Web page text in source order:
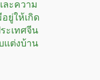
ละความ
ยู่ให้เกิด
ะเทศจีน
แต่งบ้าน